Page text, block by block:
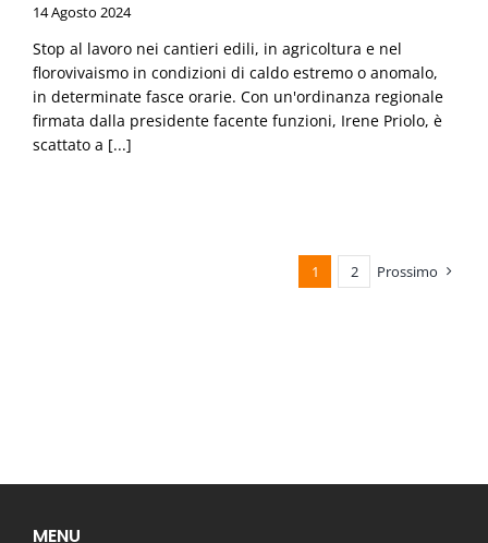
14 Agosto 2024
Stop al lavoro nei cantieri edili, in agricoltura e nel
florovivaismo in condizioni di caldo estremo o anomalo,
in determinate fasce orarie. Con un'ordinanza regionale
firmata dalla presidente facente funzioni, Irene Priolo, è
scattato a [...]
1 2 Prossimo
MENU